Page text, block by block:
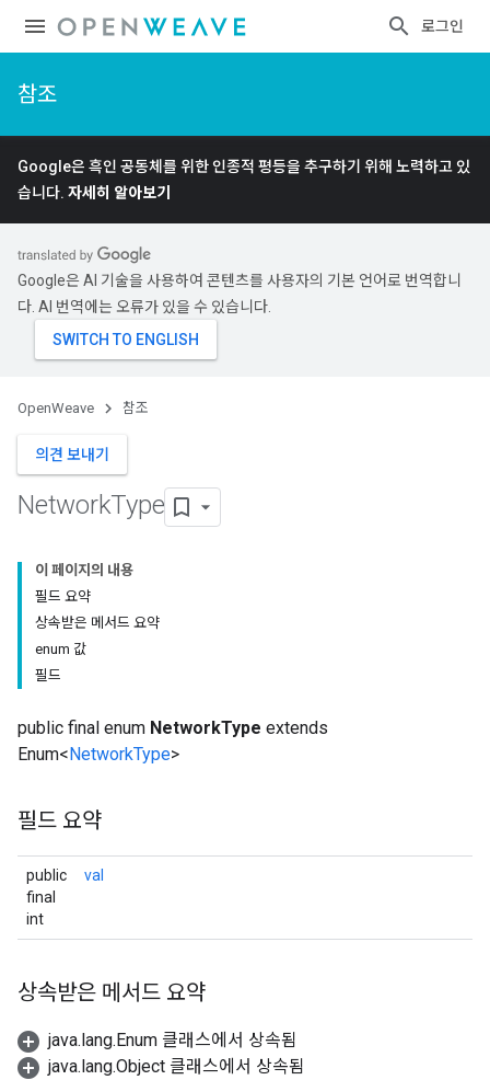
로그인
참조
Google은 흑인 공동체를 위한 인종적 평등을 추구하기 위해 노력하고 있
습니다. 자세히 알아보기
Google은 AI 기술을 사용하여 콘텐츠를 사용자의 기본 언어로 번역합니
다. AI 번역에는 오류가 있을 수 있습니다.
OpenWeave 참조
의견 보내기
NetworkType
이 페이지의 내용
필드 요약
상속받은 메서드 요약
enum 값
필드
public final enum NetworkType extends
Enum<NetworkType>
필드 요약
public
final
int
val
상속받은 메서드 요약
java.lang.Enum 클래스에서 상속됨
java.lang.Object 클래스에서 상속됨